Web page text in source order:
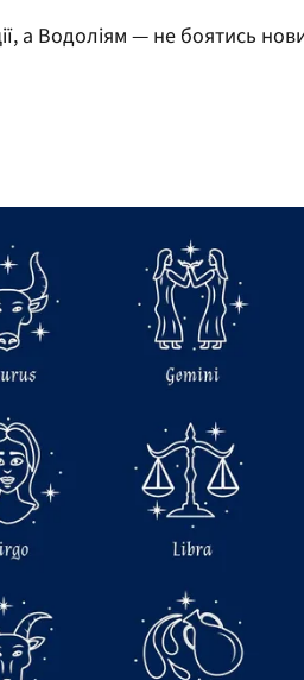
а Водоліям — не боятись